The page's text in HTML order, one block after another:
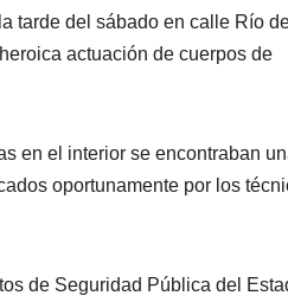
tarde del sábado en calle Río
actuación de cuerpos de
en el interior se encontraban
oportunamente por los
de Seguridad Pública del